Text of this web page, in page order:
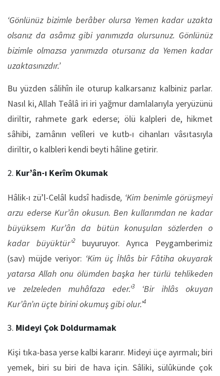
‘Gönlünüz bizimle berâber olursa Yemen kadar uzakta
olsanız da asâmız gibi yanımızda olursunuz. Gönlünüz
bizimle olmazsa yanımızda otursanız da Yemen kadar
uzaktasınızdır.’
Bu yüzden sâlihîn ile oturup kalkarsanız kalbiniz parlar.
Nasıl ki, Allah Teâlâ iri iri yağmur damlalarıyla yeryüzünü
diriltir, rahmete gark ederse; ölü kalpleri de, hikmet
sâhibi, zamânın velîleri ve kutb-ı cihanları vâsıtasıyla
diriltir, o kalbleri kendi beyti hâline getirir.
Kur’ân-ı Kerîm Okumak
Hâlik-ı zü’l-Celâl kudsî hadisde, ‘Kim benimle görüşmeyi
arzu ederse Kur’ân okusun. Ben kullarımdan ne kadar
büyüksem Kur’ân da bütün konuşulan sözlerden o
kadar büyüktür’2buyuruyor. Ayrıca Peygamberimiz
(sav) müjde veriyor: ‘Kim üç İhlâs bir Fâtiha okuyarak
yatarsa Allah onu ölümden başka her türlü tehlikeden
ve zelzeleden muhâfaza eder.’3
‘Bir ihlâs okuyan
Kur’ân’ın üçte birini okumuş gibi olur.’4
Mideyi Çok Doldurmamak
Kişi tıka-basa yerse kalbi kararır. Mideyi üçe ayırmalı; biri
yemek, biri su biri de hava için. Sâliki, sülûkünde çok